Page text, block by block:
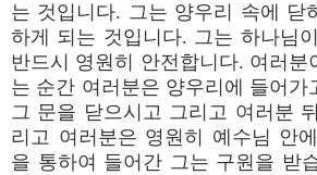
는 것입니다. 그는 양우리 속에 닫
하게 되는 것입니다. 그는 하나님
반드시 영원히 안전합니다. 여러분
는 순간 여러분은 양우리에 들어가
그 문을 닫으시고 그리고 여러분
리고 여러분은 영원히 예수님 안
을 통하여 들어간 그는 구원을 받